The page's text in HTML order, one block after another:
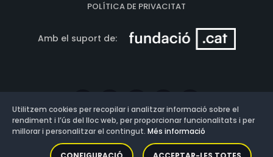
POLÍTICA DE PRIVACITAT
Amb el suport de:
Versió: 3.13.0.202607011342
Utilitzem cookies per recopilar i analitzar informació sobre el
rendiment i l’ús del lloc web, per proporcionar funcionalitats i per
millorar i personalitzar el contingut. Més informació